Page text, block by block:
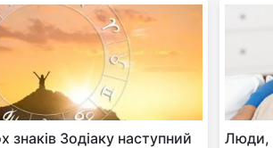
знаків Зодіаку наступний
Люди,